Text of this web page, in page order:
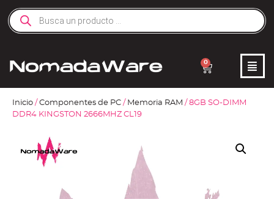
0
Inicio / Componentes de PC / Memoria RAM / 8GB SO-DIMM
DDR4 KINGSTON 2666MHZ CL19